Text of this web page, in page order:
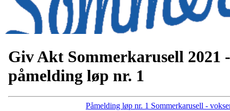
Giv Akt Sommerkarusell 2021 -
påmelding løp nr. 1
Påmelding løp nr. 1 Sommerkarusell -